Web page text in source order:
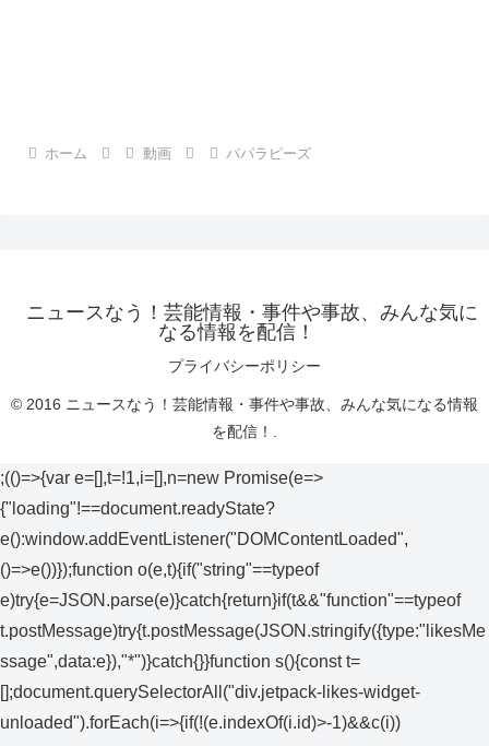
ホーム 動画 パパラピーズ
ニュースなう！芸能情報・事件や事故、みんな気に
なる情報を配信！
プライバシーポリシー
© 2016 ニュースなう！芸能情報・事件や事故、みんな気になる情報
を配信！.
;(()=>{var e=[],t=!1,i=[],n=new Promise(e=>
{"loading"!==document.readyState?
e():window.addEventListener("DOMContentLoaded",
()=>e())});function o(e,t){if("string"==typeof
e)try{e=JSON.parse(e)}catch{return}if(t&&"function"==typeof
t.postMessage)try{t.postMessage(JSON.stringify({type:"likesMe
ssage",data:e}),"*")}catch{}}function s(){const t=
[];document.querySelectorAll("div.jetpack-likes-widget-
unloaded").forEach(i=>{if(!(e.indexOf(i.id)>-1)&&c(i))